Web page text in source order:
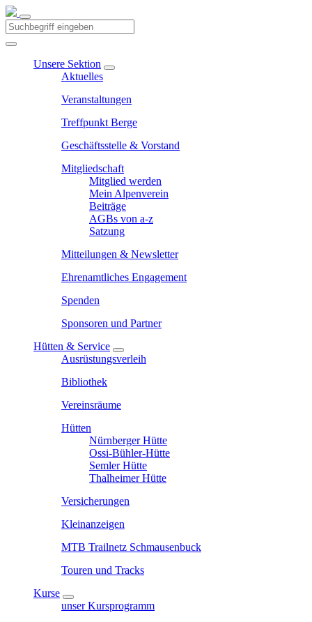
Unsere Sektion
Aktuelles
Veranstaltungen
Treffpunkt Berge
Geschäftsstelle & Vorstand
Mitgliedschaft
Mitglied werden
Mein Alpenverein
Beiträge
AGBs von a-z
Satzung
Mitteilungen & Newsletter
Ehrenamtliches Engagement
Spenden
Sponsoren und Partner
Hütten & Service
Ausrüstungsverleih
Bibliothek
Vereinsräume
Hütten
Nürnberger Hütte
Ossi-Bühler-Hütte
Semler Hütte
Thalheimer Hütte
Versicherungen
Kleinanzeigen
MTB Trailnetz Schmausenbuck
Touren und Tracks
Kurse
unser Kursprogramm